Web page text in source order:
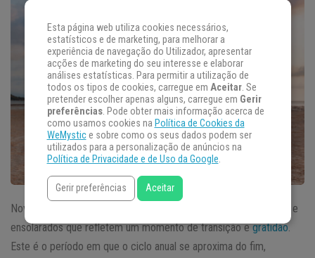
Novembro marca o
, trazendo dias quentes e
ensolarados que refletem um momento de transição egratidão
Este é o período em que o ciclo anual se aproxima do fim,
Esta página web utiliza cookies necessários,
estatísticos e de marketing, para melhorar a
experiência de navegação do Utilizador, apresentar
acções de marketing do seu interesse e elaborar
análises estatísticas. Para permitir a utilização de
todos os tipos de cookies, carregue em Aceitar. Se
pretender escolher apenas alguns, carregue em Gerir
preferências. Pode obter mais informação acerca de
como usamos cookies na Política de Cookies da
WeMystice sobre como os seus dados podem ser
utilizados para a personalização de anúncios na
Política de Privacidade e de Uso da Google.
Gerir preferências Aceitar